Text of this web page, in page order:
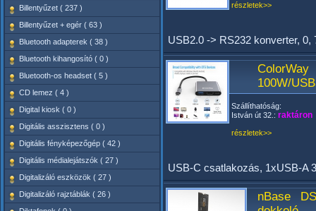
Billentyűzet ( 237 )
Billentyűzet + egér ( 63 )
Bluetooth adapterek ( 38 )
Bluetooth kihangosító ( 0 )
Bluetooth-os headset ( 5 )
CD lemez ( 4 )
Digital kiosk ( 0 )
Digitális asszisztens ( 0 )
Digitális fényképezőgép ( 42 )
Digitális médialejátszók ( 27 )
Digitalizáló eszközök ( 27 )
Digitalizáló rajztáblák ( 26 )
részletek>>
USB2.0 -> RS232 konverter, 0,
100W/
Szállíthatóság:
István út 32.: raktáron
részletek>>
USB-C csatlakozás, 1xUSB-A
nBase